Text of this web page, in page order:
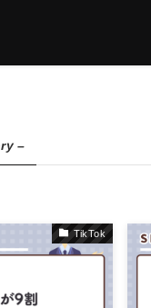
–
TikTok